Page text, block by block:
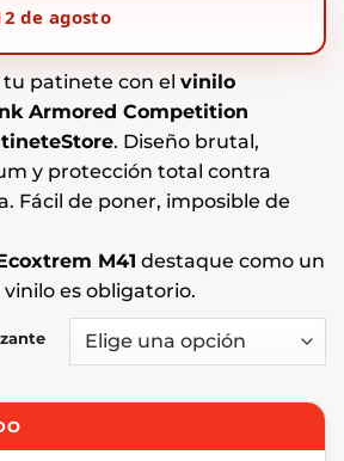
de agosto
tu patinete con el vinilo
Armored Competition
. Diseño brutal,
y protección total contra
Fácil de poner, imposible de
M41 destaque como un
es obligatorio.